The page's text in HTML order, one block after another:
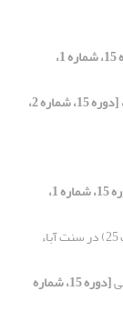
[دوره 15، شماره 1،
[دوره 15، شماره 2،
[دوره 15، شماره 1،
ملاحظاتی در باب آموزة هراکلیتوس (قطعة ب 25) در سنت آباء
[دوره 15، شماره